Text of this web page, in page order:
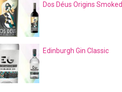
Dos Déus Origins
Edinburgh Gin Classic